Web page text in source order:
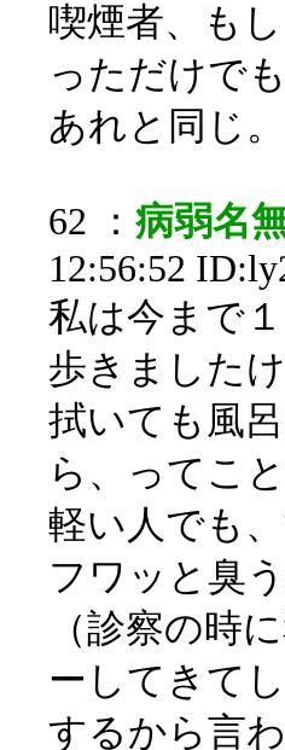
喫煙者、も
っただけで
あれと同じ。
62 ： 病弱名
12:56:52
私は今まで
歩きました
拭いても風
ら、ってこと
軽い人でも
フワッと臭
（診察の時
ーしてきて
するから言